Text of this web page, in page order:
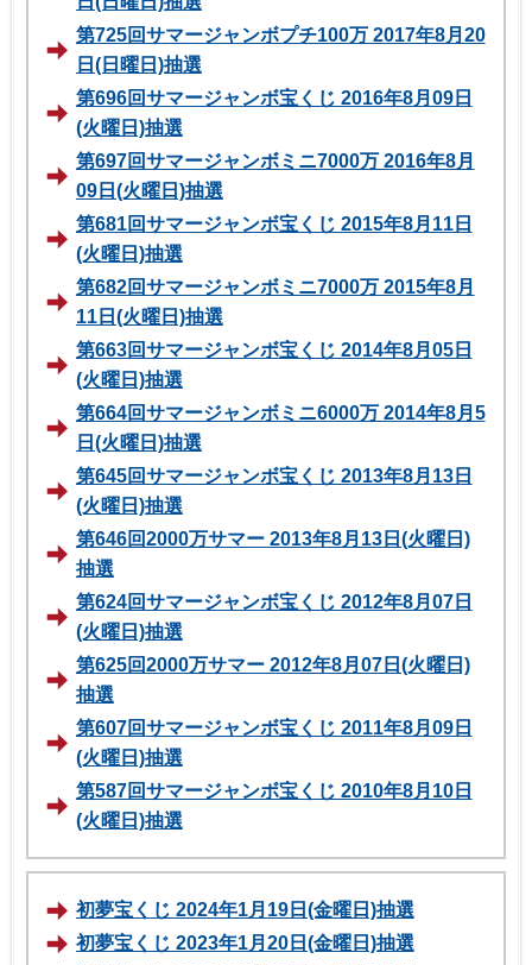
第725回サマージャンボプチ100万 2017年8月20
日(日曜日)抽選
第696回サマージャンボ宝くじ 2016年8月09日
(火曜日)抽選
第697回サマージャンボミニ7000万 2016年8月
09日(火曜日)抽選
第681回サマージャンボ宝くじ 2015年8月11日
(火曜日)抽選
第682回サマージャンボミニ7000万 2015年8月
11日(火曜日)抽選
第663回サマージャンボ宝くじ 2014年8月05日
(火曜日)抽選
第664回サマージャンボミニ6000万 2014年8月5
日(火曜日)抽選
第645回サマージャンボ宝くじ 2013年8月13日
(火曜日)抽選
第646回2000万サマー 2013年8月13日(火曜日)
抽選
第624回サマージャンボ宝くじ 2012年8月07日
(火曜日)抽選
第625回2000万サマー 2012年8月07日(火曜日)
抽選
第607回サマージャンボ宝くじ 2011年8月09日
(火曜日)抽選
第587回サマージャンボ宝くじ 2010年8月10日
(火曜日)抽選
初夢宝くじ 2024年1月19日(金曜日)抽選
初夢宝くじ 2023年1月20日(金曜日)抽選